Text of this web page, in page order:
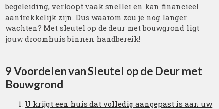
begeleiding, verloopt vaak sneller en kan financieel
aantrekkelijk zijn. Dus waarom zou je nog langer
wachten? Met sleutel op de deur met bouwgrond ligt
jouw droomhuis binnen handbereik!
9 Voordelen van Sleutel op de Deur met
Bouwgrond
U krijgt een huis dat volledig aangepast is aan uw